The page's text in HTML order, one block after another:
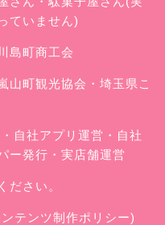
ていません)
島町商工会
山町観光協会・埼玉県こ
自社アプリ運営・自社
ー発行・実店舗運営
ださい。
テンツ制作ポリシー)